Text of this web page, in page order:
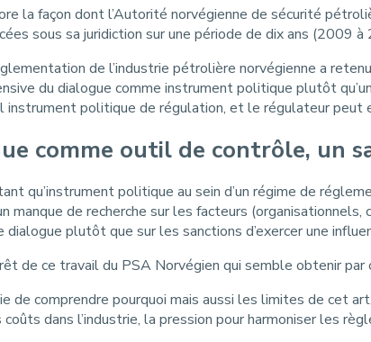
la façon dont l’Autorité norvégienne de sécurité
sous sa juridiction sur une période de dix ans (2009
de l’industrie pétrolière norvégienne a
du dialogue comme instrument politique plutôt
instrument politique de régulation, et le régulateur
comme outil de contrôle, un
qu’instrument politique au sein d’un régime de
manque de recherche sur les facteurs
plutôt que sur les sanctions d’exercer une
de ce travail du PSA Norvégien qui semble obtenir
de comprendre pourquoi mais aussi les limites de cet
dans l’industrie, la pression pour harmoniser les